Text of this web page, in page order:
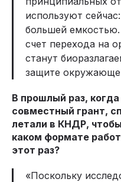
используют
большей
счет перехода на
станут
защите
В прошлый раз,
совместный грант,
летали в КНДР,
каком формате
этот раз?
«Поскольку